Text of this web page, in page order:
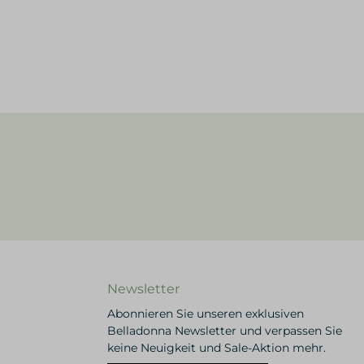
Newsletter
Abonnieren Sie unseren exklusiven
Belladonna Newsletter und verpassen Sie
keine Neuigkeit und Sale-Aktion mehr.